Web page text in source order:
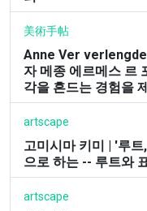
美術手帖
Anne Ver verlengde
자 메종 에르메스 르
각을 흔드는 경험을
artscape
고미시마 키미 | '루
으로 하는 -- 루트와
artscape